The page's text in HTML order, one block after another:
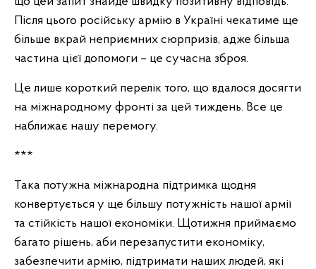
Після цього російську армію в Україні чекатиме ще
більше вкрай неприємних сюрпризів, адже більша
частина цієї допомоги – це сучасна зброя.
Це лише короткий перелік того, що вдалося досягти
на міжнародному фронті за цей тиждень. Все це
наближає нашу перемогу.
***
Така потужна міжнародна підтримка щодня
конвертується у ще більшу потужність нашої армії
та стійкість нашої економіки. Щотижня приймаємо
багато рішень, аби перезапустити економіку,
забезпечити армію, підтримати наших людей, які